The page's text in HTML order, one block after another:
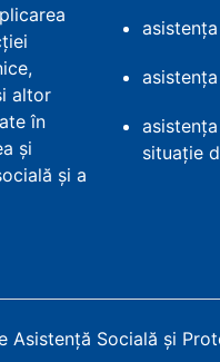
altor
în
şi
şi a
situație
Asistență Socială și